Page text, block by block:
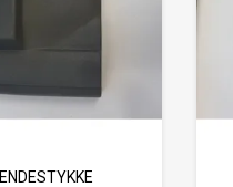
ENDESTYKKE